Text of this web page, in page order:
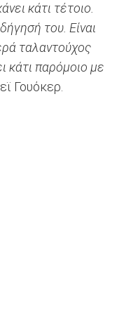
κάτι τέτοιο.
του. Είναι
ταλαντούχος
κάτι παρόμοιο με
Γουόκερ.